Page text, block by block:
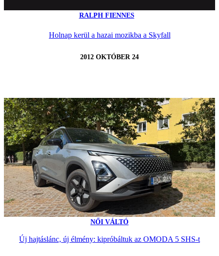
RALPH FIENNES
Holnap kerül a hazai mozikba a Skyfall
2012 OKTÓBER 24
NŐI VÁLTÓ
Új hajtáslánc, új élmény: kipróbáltuk az OMODA 5 SHS-t